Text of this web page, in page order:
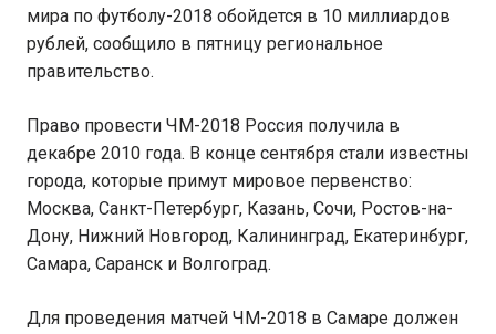
мира по футболу-2018 обойдется в 10 миллиардов
рублей, сообщило в пятницу региональное
правительство.
Право провести ЧМ-2018 Россия получила в
декабре 2010 года. В конце сентября стали известны
города, которые примут мировое первенство:
Москва, Санкт-Петербург, Казань, Сочи, Ростов-на-
Дону, Нижний Новгород, Калининград, Екатеринбург,
Самара, Саранск и Волгоград.
Для проведения матчей ЧМ-2018 в Самаре должен